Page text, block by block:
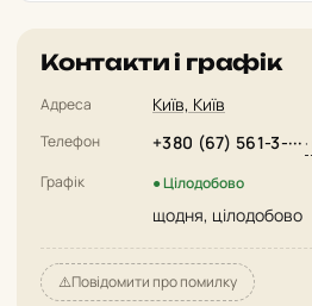
Контакти і графік
Адреса Київ, Київ
Телефон +380 (67) 561-3-···
Графік ● Цілодобово
щодня, цілодобово
⚠️Повідомити про помилку